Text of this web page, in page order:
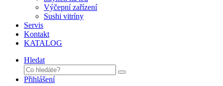
Výčepní zařízení
Sushi vitríny
Servis
Kontakt
KATALOG
Hledat
Přihlášení